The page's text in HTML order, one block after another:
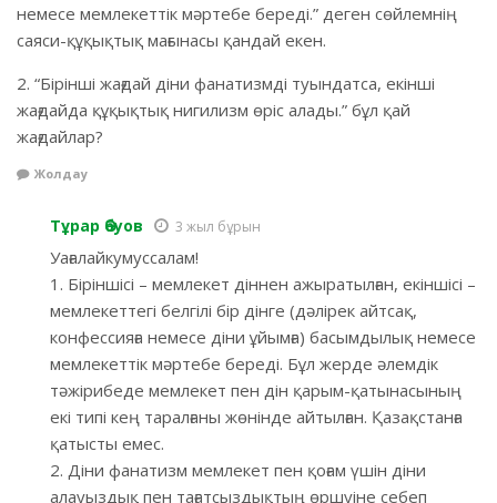
немесе мемлекеттік мәртебе береді.” деген сөйлемнің
саяси-құқықтық мағынасы қандай екен.
2. “Бірінші жағдай діни фанатизмді туындатса, екінші
жағдайда құқықтық нигилизм өріс алады.” бұл қай
жағдайлар?
Жолдау
Тұрар Әбуов 3 жыл бұрын
Уағалайкумуссалам!
1. Біріншісі – мемлекет діннен ажыратылған, екіншісі –
мемлекеттегі белгілі бір дінге (дәлірек айтсақ,
конфессияға немесе діни ұйымға) басымдылық немесе
мемлекеттік мәртебе береді. Бұл жерде әлемдік
тәжірибеде мемлекет пен дін қарым-қатынасының
екі типі кең таралғаны жөнінде айтылған. Қазақстанға
қатысты емес.
2. Діни фанатизм мемлекет пен қоғам үшін діни
алауыздық пен тағатсыздықтың өршуіне себеп